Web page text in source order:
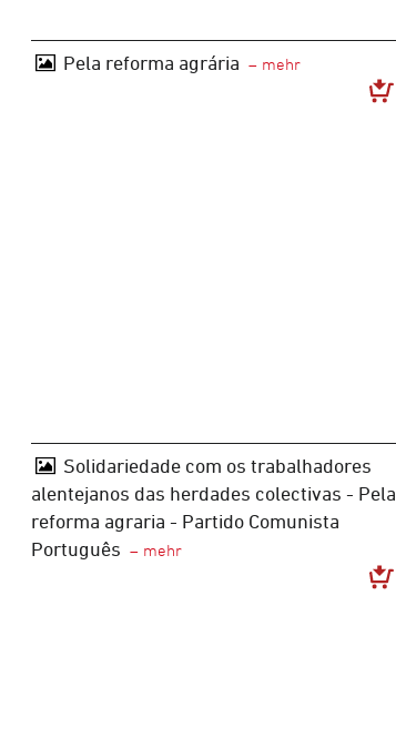
Pela reforma agrária
Solidariedade com os trabalhadores
alentejanos das herdades colectivas - Pela
reforma agraria - Partido Comunista
Português